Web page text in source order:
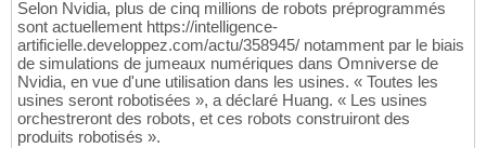
Selon Nvidia, plus de cinq millions de robots préprogrammés
sont actuellement https://intelligence-
artificielle.developpez.com/actu/358945/ notamment par le biais
de simulations de jumeaux numériques dans Omniverse de
Nvidia, en vue d'une utilisation dans les usines. « Toutes les
usines seront robotisées », a déclaré Huang. « Les usines
orchestreront des robots, et ces robots construiront des
produits robotisés ».